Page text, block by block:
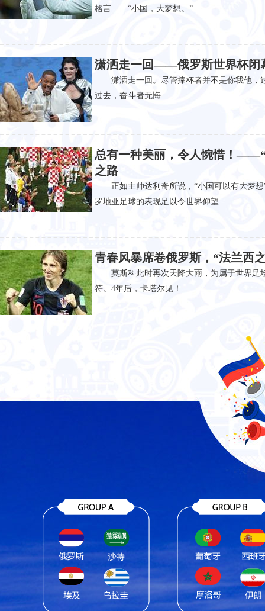
格言——“小国，大梦想。”
潇洒走一回——俄罗斯世界杯闭
潇洒走一回。尽管捧杯者并不是你我他，
过去，奋斗者无悔
总有一种美丽，令人惋惜！
之路
正如主帅达利奇所说，“小国可以有大梦
罗地亚足球的表现足以令世界仰望
青春风暴席卷俄罗斯，“法兰西
莫斯科此时再次天降大雨，为属于世界足
符。4年后，卡塔尔见！